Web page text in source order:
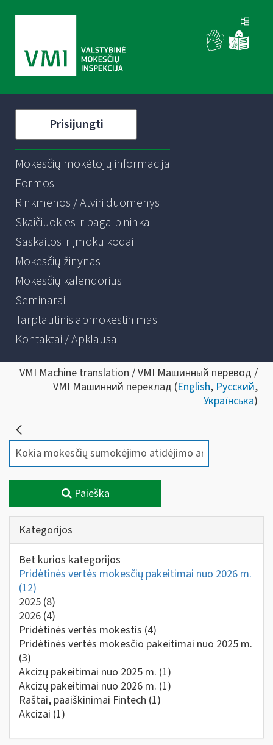
Prisijungti
Mokesčių mokėtojų informacija
Formos
Rinkmenos / Atviri duomenys
Skaičiuoklės ir pagalbininkai
Sąskaitos ir įmokų kodai
Mokesčių žinynas
Mokesčių kalendorius
Seminarai
Tarptautinis apmokestinimas
Kontaktai / Apklausa
VMI Machine translation / VMI Машинный перевод /
VMI Машинний переклад (English, Русский,
Українська)
Paieška
Kategorijos
Bet kurios kategorijos
Pridėtinės vertės mokesčių pakeitimai nuo 2026 m.
(12)
2025 (8)
2026 (4)
Pridėtinės vertės mokestis (4)
Pridėtinės vertės mokesčio pakeitimai nuo 2025 m.
(3)
Akcizų pakeitimai nuo 2025 m. (1)
Akcizų pakeitimai nuo 2026 m. (1)
Raštai, paaiškinimai Fintech (1)
Akcizai (1)